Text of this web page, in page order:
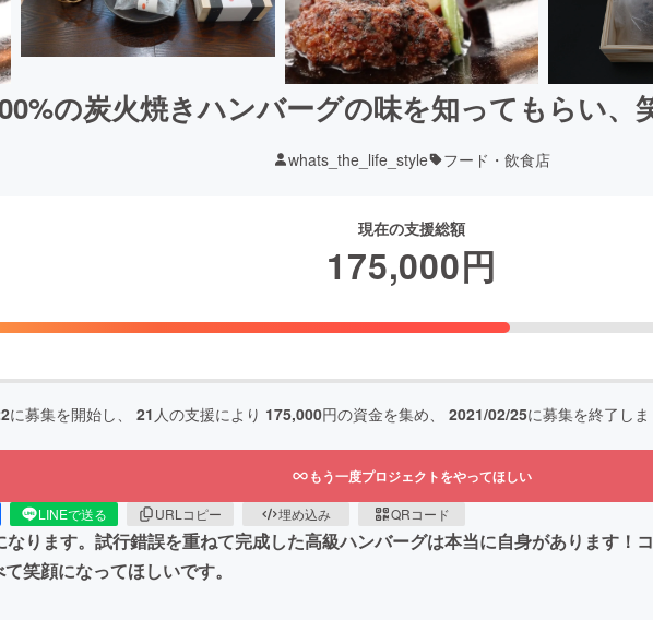
の炭火焼きハンバーグの味を知ってもらい、
whats_the_life_style フード・飲食店
現在の支援総額
175,000円
に募集を開始し、 21 人の支援により 175,000円の資金を集め、 2021/02/25に募集を終了しま
もう一度プロジェクトをやってほしい
LINEで送る URLコピー 埋め込み QRコード
ります。試行錯誤を重ねて完成した高級ハンバーグは本当に自身があります！
笑顔になってほしいです。